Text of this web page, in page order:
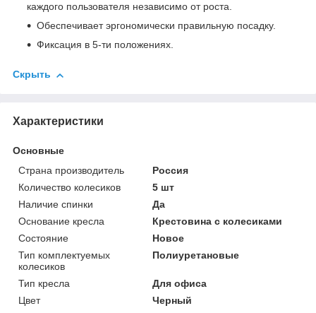
каждого пользователя независимо от роста.
Обеспечивает эргономически правильную посадку.
Фиксация в 5-ти положениях.
Скрыть
Характеристики
Основные
Страна производитель
Россия
Количество колесиков
5 шт
Наличие спинки
Да
Основание кресла
Крестовина с колесиками
Состояние
Новое
Тип комплектуемых
колесиков
Полиуретановые
Тип кресла
Для офиса
Цвет
Черный